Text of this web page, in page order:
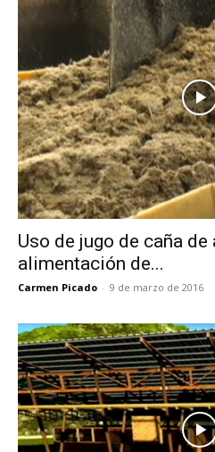
Uso de jugo de caña de
alimentación de...
Carmen Picado - 9 de marzo de 2016